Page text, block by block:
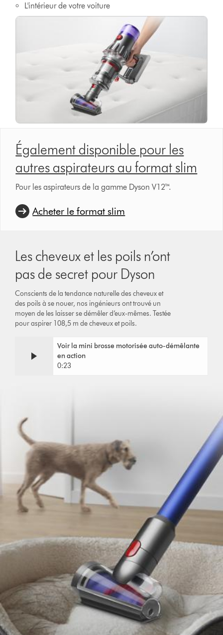
L'intérieur de votre voiture
Également disponible pour les
autres aspirateurs au format slim
Pour les aspirateurs de la gamme Dyson V12™.
Acheter le format slim
Les cheveux et les poils n’ont
pas de secret pour Dyson
Conscients de la tendance naturelle des cheveux et
des poils à se nouer, nos ingénieurs ont trouvé un
moyen de les laisser se démêler d’eux-mêmes. Testée
pour aspirer 108,5 m de cheveux et poils.
Transcript
transcription
Voir la mini brosse motorisée auto-démêlante
en action
0:23